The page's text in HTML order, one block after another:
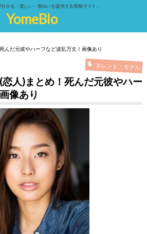
かる・楽しい・面白いを提供する情報サイト。
YomeBlo
んだ元彼やハーフなど波乱万丈！画像あり
タレント・モデル
人)まとめ！死んだ元彼やハー
像あり